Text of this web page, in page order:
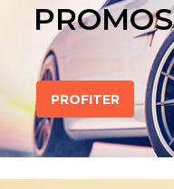
PROMOS
PROFITER